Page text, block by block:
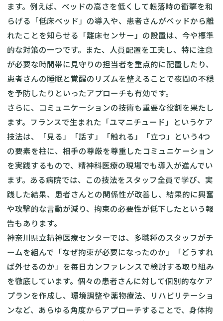
ます。例えば、ベッドの高さを低くして転落時の衝撃を和
らげる「低床ベッド」の導入や、患者さんがベッドから離
れたことを知らせる「離床センサー」の設置は、今や標準
的な対策の一つです。また、人員配置を工夫し、特に注意
が必要な時間帯に見守りの担当者を重点的に配置したり、
患者さんの睡眠と覚醒のリズムを整えることで夜間の不穏
を予防したりといったアプローチも有効です。
さらに、コミュニケーションの技術も重要な役割を果たし
ます。フランスで生まれた「ユマニチュード」というケア
技法は、「見る」「話す」「触れる」「立つ」という4つ
の要素を柱に、相手の尊厳を尊重したコミュニケーション
を実践するもので、精神科医療の現場でも導入が進んでい
ます。ある病院では、この技法をスタッフ全員で学び、実
践した結果、患者さんとの関係性が改善し、結果的に興奮
や攻撃的な言動が減り、拘束の必要性が低下したという報
告もあります。
神奈川県立精神医療センターでは、多職種のスタッフがチ
ームを組んで「なぜ拘束が必要になったのか」「どうすれ
ば外せるのか」を毎日カンファレンスで検討する取り組み
を徹底しています。個々の患者さんに対して個別的なケア
プランを作成し、環境調整や薬物療法、リハビリテーショ
ンなど、あらゆる角度からアプローチすることで、身体拘